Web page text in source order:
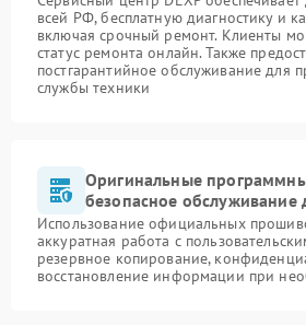
всей РФ, бесплатную диагностику и
включая срочный ремонт. Клиенты
статус ремонта онлайн. Также
постгарантийное обслуживание для
службы техники
Оригинальные
безопасное обслуживание
Использование официальных
аккуратная работа с
резервное копирование,
восстановление информации при